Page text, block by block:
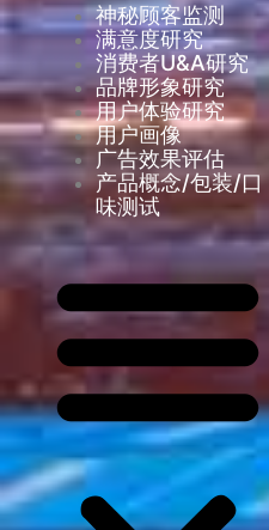
神秘顾客监测
满意度研究
消费者U&A研究
品牌形象研究
用户体验研究
用户画像
广告效果评估
产品概念/包装/口
味测试